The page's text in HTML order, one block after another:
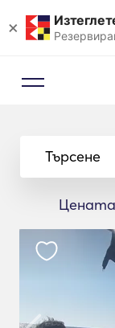
×
Търсене